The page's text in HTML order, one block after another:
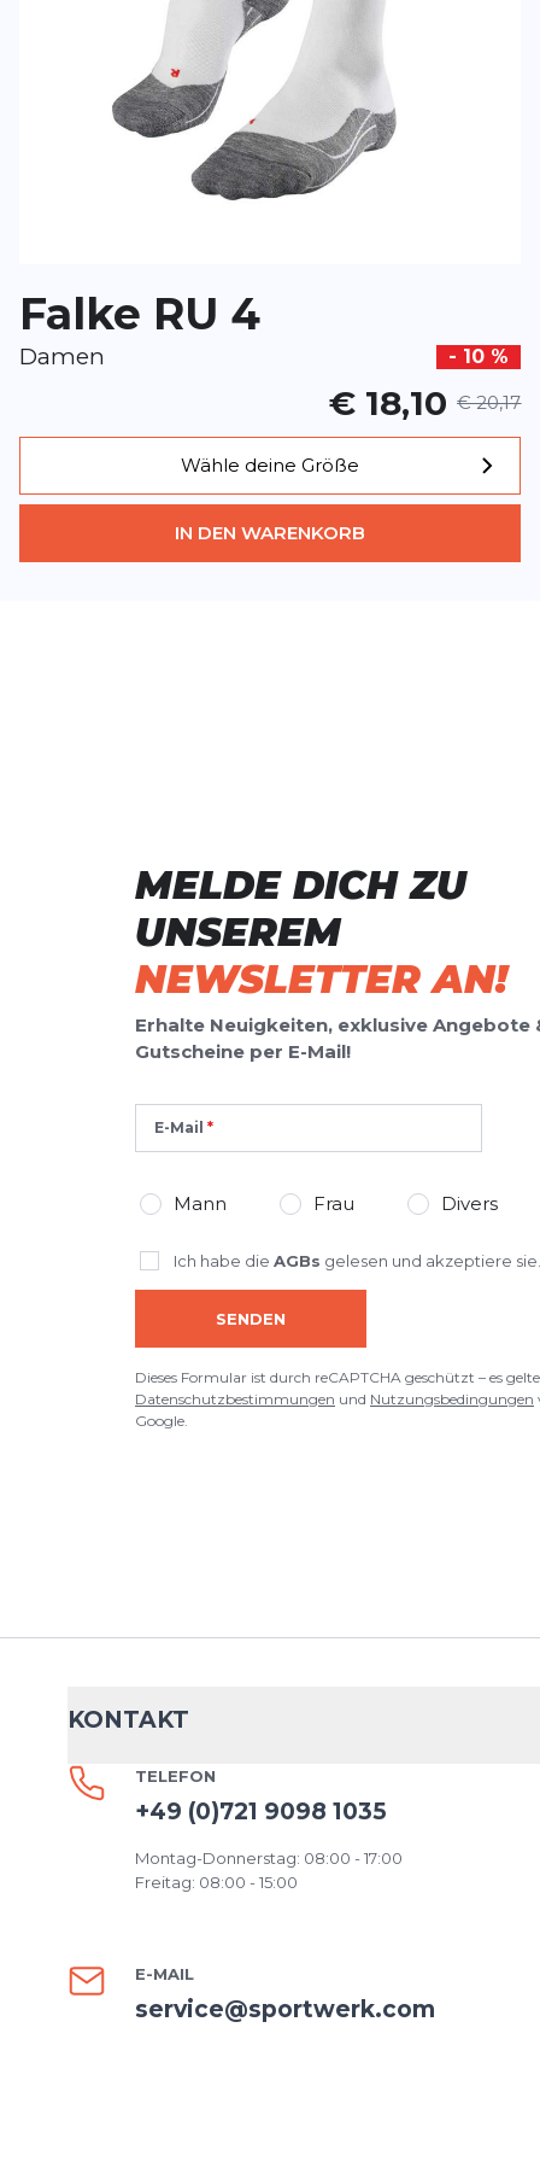
Überschrift
Rezension
Rezension
BEWERTUNG HINZUFÜGEN
Dieses Formular ist durch reCAPTCHA geschützt – es gelten die
Falke RU 4
Damen - 10 %
€ 18,10 € 20,17
Wähle deine Größe
IN DEN WARENKORB
MELDE DICH ZU
UNSEREM
NEWSLETTER AN!
Erhalte Neuigkeiten, exklusive Angebote
Gutscheine per E-Mail!
E-Mail
Mann Frau Divers
Ich habe die AGBs gelesen und akzeptiere sie.
SENDEN
Dieses Formular ist durch reCAPTCHA geschützt – es
Datenschutzbestimmungen und Nutzungsbedingungen
Google.
KONTAKT
TELEFON
+49 (0)721 9098 1035
Montag-Donnerstag: 08:00 - 17:00
Freitag: 08:00 - 15:00
E-MAIL
service@sportwerk.com